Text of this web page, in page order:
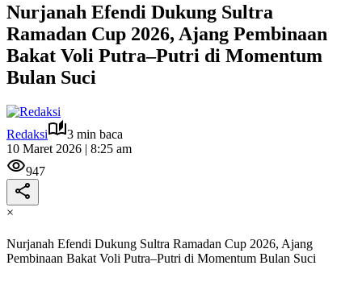
Nurjanah Efendi Dukung Sultra
Ramadan Cup 2026, Ajang Pembinaan
Bakat Voli Putra–Putri di Momentum
Bulan Suci
Redaksi
3 min baca
10 Maret 2026 | 8:25 am
947
×
Nurjanah Efendi Dukung Sultra Ramadan Cup 2026, Ajang
Pembinaan Bakat Voli Putra–Putri di Momentum Bulan Suci